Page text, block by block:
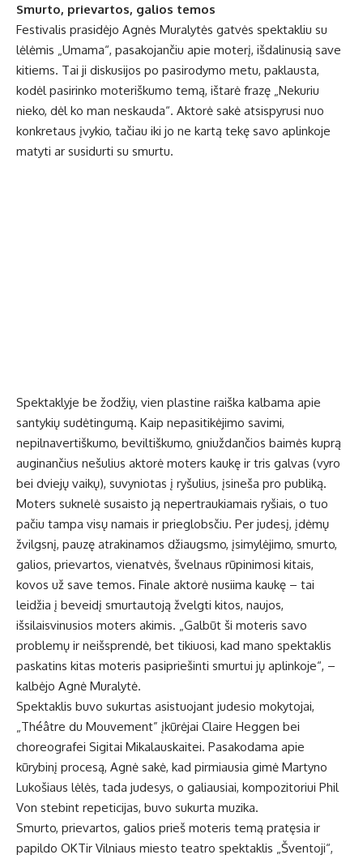
Smurto, prievartos, galios temos
Festivalis prasidėjo Agnės Muralytės gatvės spektakliu su
lėlėmis „Umama“, pasakojančiu apie moterį, išdalinusią save
kitiems. Tai ji diskusijos po pasirodymo metu, paklausta,
kodėl pasirinko moteriškumo temą, ištarė frazę „Nekuriu
nieko, dėl ko man neskauda“. Aktorė sakė atsispyrusi nuo
konkretaus įvykio, tačiau iki jo ne kartą tekę savo aplinkoje
matyti ar susidurti su smurtu.
Spektaklyje be žodžių, vien plastine raiška kalbama apie
santykių sudėtingumą. Kaip nepasitikėjimo savimi,
nepilnavertiškumo, beviltiškumo, gniuždančios baimės kuprą
auginančius nešulius aktorė moters kaukę ir tris galvas (vyro
bei dviejų vaikų), suvyniotas į ryšulius, įsineša pro publiką.
Moters suknelė susaisto ją nepertraukiamais ryšiais, o tuo
pačiu tampa visų namais ir prieglobsčiu. Per judesį, įdėmų
žvilgsnį, pauzę atrakinamos džiaugsmo, įsimylėjimo, smurto,
galios, prievartos, vienatvės, švelnaus rūpinimosi kitais,
kovos už save temos. Finale aktorė nusiima kaukę – tai
leidžia į beveidį smurtautoją žvelgti kitos, naujos,
išsilaisvinusios moters akimis. „Galbūt ši moteris savo
problemų ir neišsprendė, bet tikiuosi, kad mano spektaklis
paskatins kitas moteris pasipriešinti smurtui jų aplinkoje“, –
kalbėjo Agnė Muralytė.
Spektaklis buvo sukurtas asistuojant judesio mokytojai,
„Théâtre du Mouvement” įkūrėjai Claire Heggen bei
choreografei Sigitai Mikalauskaitei. Pasakodama apie
kūrybinį procesą, Agnė sakė, kad pirmiausia gimė Martyno
Lukošiaus lėlės, tada judesys, o galiausiai, kompozitoriui Phil
Von stebint repeticijas, buvo sukurta muzika.
Smurto, prievartos, galios prieš moteris temą pratęsia ir
papildo OKTir Vilniaus miesto teatro spektaklis „Šventoji“,